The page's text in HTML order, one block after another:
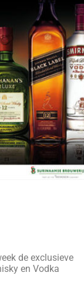
de exclusieve
en Vodka